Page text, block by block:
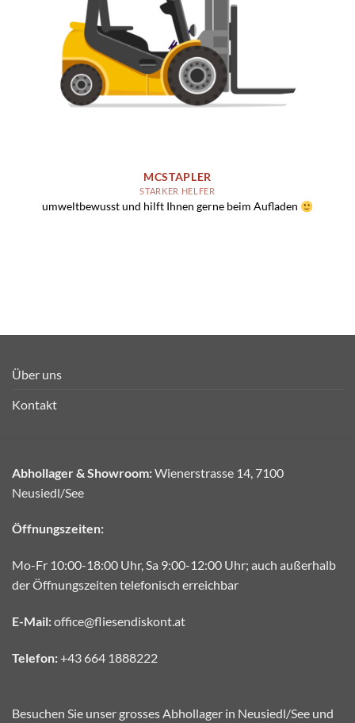
MCSTAPLER
STARKER HELFER
umweltbewusst und hilft Ihnen gerne beim Aufladen
Über uns
Kontakt
Abhollager & Showroom:Wienerstrasse 14, 7100
Neusiedl/See
Öffnungszeiten:
Mo-Fr 10:00-18:00 Uhr, Sa 9:00-12:00 Uhr; auch außerhalb
der Öffnungszeiten telefonisch erreichbar
E-Mail:office@fliesendiskont.at
Telefon:+43 664 1888222
Besuchen Sie unser grosses Abhollager in Neusiedl/See und